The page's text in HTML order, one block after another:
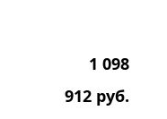
1 098
912 руб.